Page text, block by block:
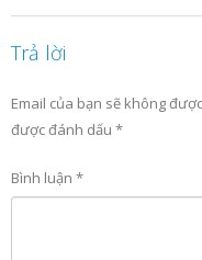
Trả lời
Email của bạn sẽ không
được đánh dấu *
Bình luận *